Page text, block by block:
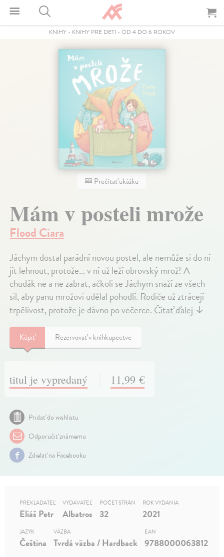
KNIHY - KNIHY PRE DETI - OD 4 DO 6 ROKOV
Prečítať ukážku
Mám v posteli mrože
Flood Ciara
Jáchym dostal parádní novou postel, ale nemůže si do ní
jít lehnout, protože... v ní už leží obrovský mrož! A
chudák ne a ne zabrat, ačkoli se Jáchym snaží ze všech
sil, aby panu mrožovi udělal pohodlí. Rodiče už ztrácejí
trpělivost, protože je dávno po večerce.Čítať ďalej↓
Kúpiť Rezervovať v kníhkupectve
titul je vypredaný 11,99 €
Pridať do wishlistu
Odporučiť známemu
Zdielať na Facebooku
PREKLADATEĽ
Eliáš Petr
VYDAVATEĽ
Albatros
POČET STRÁN
32
ROK VYDANIA
2021
JAZYK
Čeština
VÄZBA
Tvrdá väzba / Hardback
EAN
9788000063812